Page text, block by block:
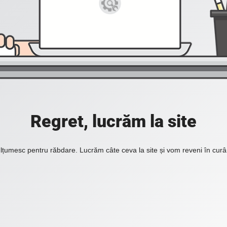
Regret, lucrăm la site
pentru răbdare. Lucrăm câte ceva la site și vom reveni în